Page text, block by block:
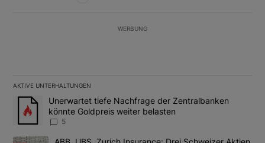
WERBUNG
AKTIVE UNTERHALTUNGEN
Das Folgende ist eine Liste der am meisten kommentierten
Ein Trendartikel mit dem Titel "Unerwartet tiefe Nachfrage der
Unerwartet tiefe Nachfrage der Zentralbanken
könnte Goldpreis weiter belasten
5